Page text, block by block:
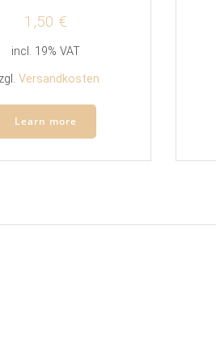
1,50 €
incl. 19% VAT
Versandkosten
Learn more